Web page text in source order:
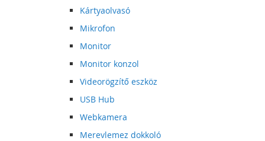
Kártyaolvasó
Mikrofon
Monitor
Monitor konzol
Videorögzítő eszköz
USB Hub
Webkamera
Merevlemez dokkoló